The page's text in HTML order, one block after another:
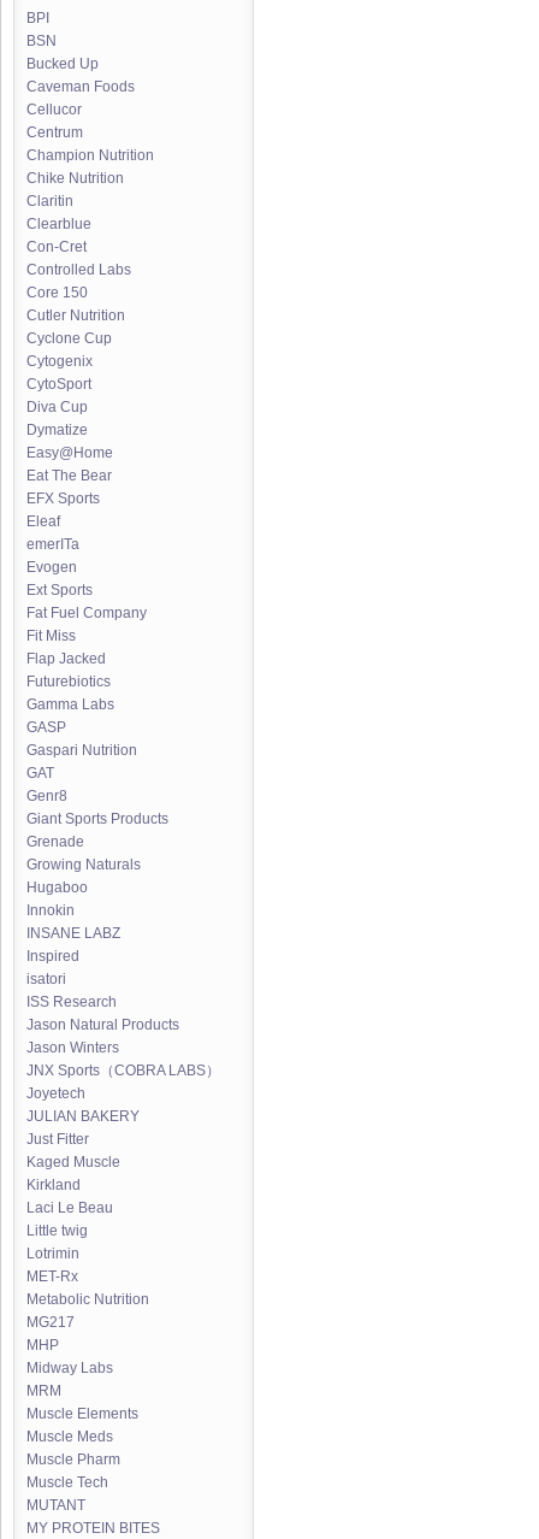
BPI
BSN
Bucked Up
Caveman Foods
Cellucor
Centrum
Champion Nutrition
Chike Nutrition
Claritin
Clearblue
Con-Cret
Controlled Labs
Core 150
Cutler Nutrition
Cyclone Cup
Cytogenix
CytoSport
Diva Cup
Dymatize
Easy@Home
Eat The Bear
EFX Sports
Eleaf
emerITa
Evogen
Ext Sports
Fat Fuel Company
Fit Miss
Flap Jacked
Futurebiotics
Gamma Labs
GASP
Gaspari Nutrition
GAT
Genr8
Giant Sports Products
Grenade
Growing Naturals
Hugaboo
Innokin
INSANE LABZ
Inspired
isatori
ISS Research
Jason Natural Products
Jason Winters
JNX Sports（COBRA LABS）
Joyetech
JULIAN BAKERY
Just Fitter
Kaged Muscle
Kirkland
Laci Le Beau
Little twig
Lotrimin
MET-Rx
Metabolic Nutrition
MG217
MHP
Midway Labs
MRM
Muscle Elements
Muscle Meds
Muscle Pharm
Muscle Tech
MUTANT
MY PROTEIN BITES